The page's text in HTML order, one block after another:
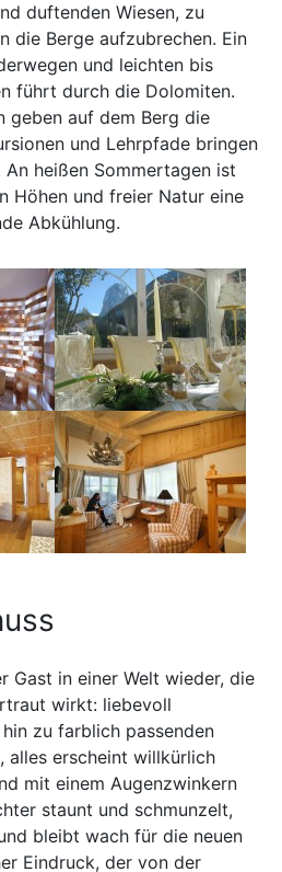
duftenden Wiesen, zu
die Berge aufzubrechen. Ein
und leichten bis
führt durch die Dolomiten.
geben auf dem Berg die
und Lehrpfade bringen
An heißen Sommertagen ist
Höhen und freier Natur eine
Abkühlung.
Gast in einer Welt wieder, die
wirkt: liebevoll
zu farblich passenden
alles erscheint willkürlich
mit einem Augenzwinkern
staunt und schmunzelt,
bleibt wach für die neuen
Eindruck, der von der